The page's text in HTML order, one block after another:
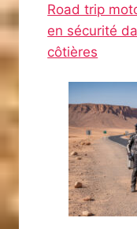
Road trip
en sécurité
côtières